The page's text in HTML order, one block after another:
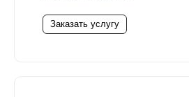
Заказать услугу